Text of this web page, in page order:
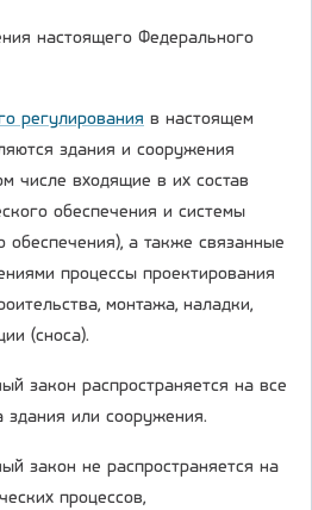
настоящего Федерального
регулирования в настоящем
здания и сооружения
числе входящие в их состав
обеспечения и системы
обеспечения), а также связанные
процессы проектирования
монтажа, наладки,
(сноса).
закон распространяется на все
здания или сооружения.
закон не распространяется на
процессов,